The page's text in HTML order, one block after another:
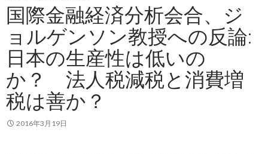
国際金融経済分析会合、ジ
ョルゲンソン教授への反論:
日本の生産性は低いの
か？ 法人税減税と消費増
税は善か？
2016年3月19日